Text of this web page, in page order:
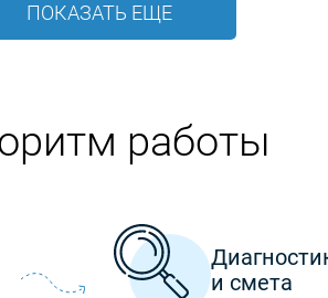
ПОКАЗАТЬ ЕЩЕ
работы
и смета